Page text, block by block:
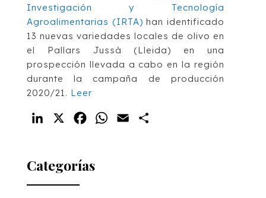
Investigación y Tecnología
Agroalimentarias (IRTA) han identificado
13 nuevas variedades locales de olivo en
el Pallars Jussà (Lleida) en una
prospección llevada a cabo en la región
durante la campaña de producción
2020/21. Leer
LinkedIn FacebookWhatsApp
Email
Categorías